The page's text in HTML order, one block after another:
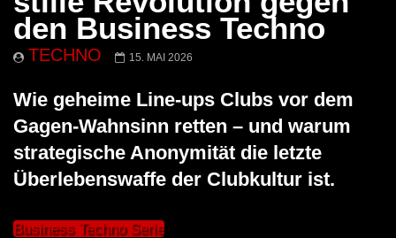
den Business Techno
TECHNO 15. MAI 2026
Wie geheime Line-ups Clubs vor dem
Gagen-Wahnsinn retten – und warum
strategische Anonymität die letzte
Überlebenswaffe der Clubkultur ist.
Business Techno Serie